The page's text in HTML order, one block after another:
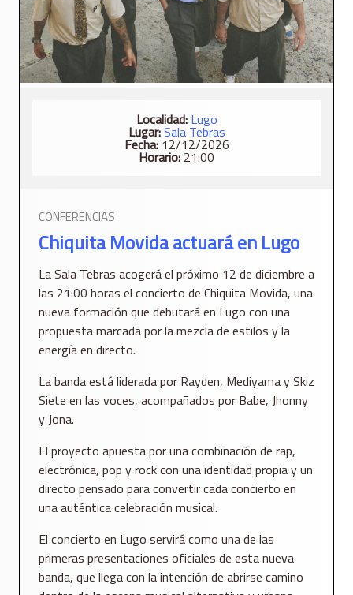
Localidad: Lugo
Lugar:Sala Tebras
Fecha:12/12/2026
Horario: 21:00
CONFERENCIAS
Chiquita Movida actuará en Lugo
LaSala Tebras acogerá el próximo 12 de diciembre a
las 21:00 horas el concierto de Chiquita Movida, una
nueva formación que debutará en Lugo con una
propuesta marcada por la mezcla de estilos y la
energía en directo.
La banda está liderada por Rayden, MediyamaySkiz
Siete en las voces, acompañados por Babe, Jhonny
yJona.
El proyecto apuesta por una combinación de rap,
electrónica, pop y rock con una identidad propia y un
directo pensado para convertir cada concierto en
una auténtica celebración musical.
El concierto en Lugo servirá como una de las
primeras presentaciones oficiales de esta nueva
banda, que llega con la intención de abrirse camino